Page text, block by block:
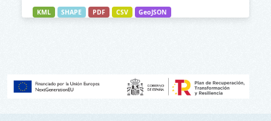
KML SHAPE PDF CSV GeoJSON